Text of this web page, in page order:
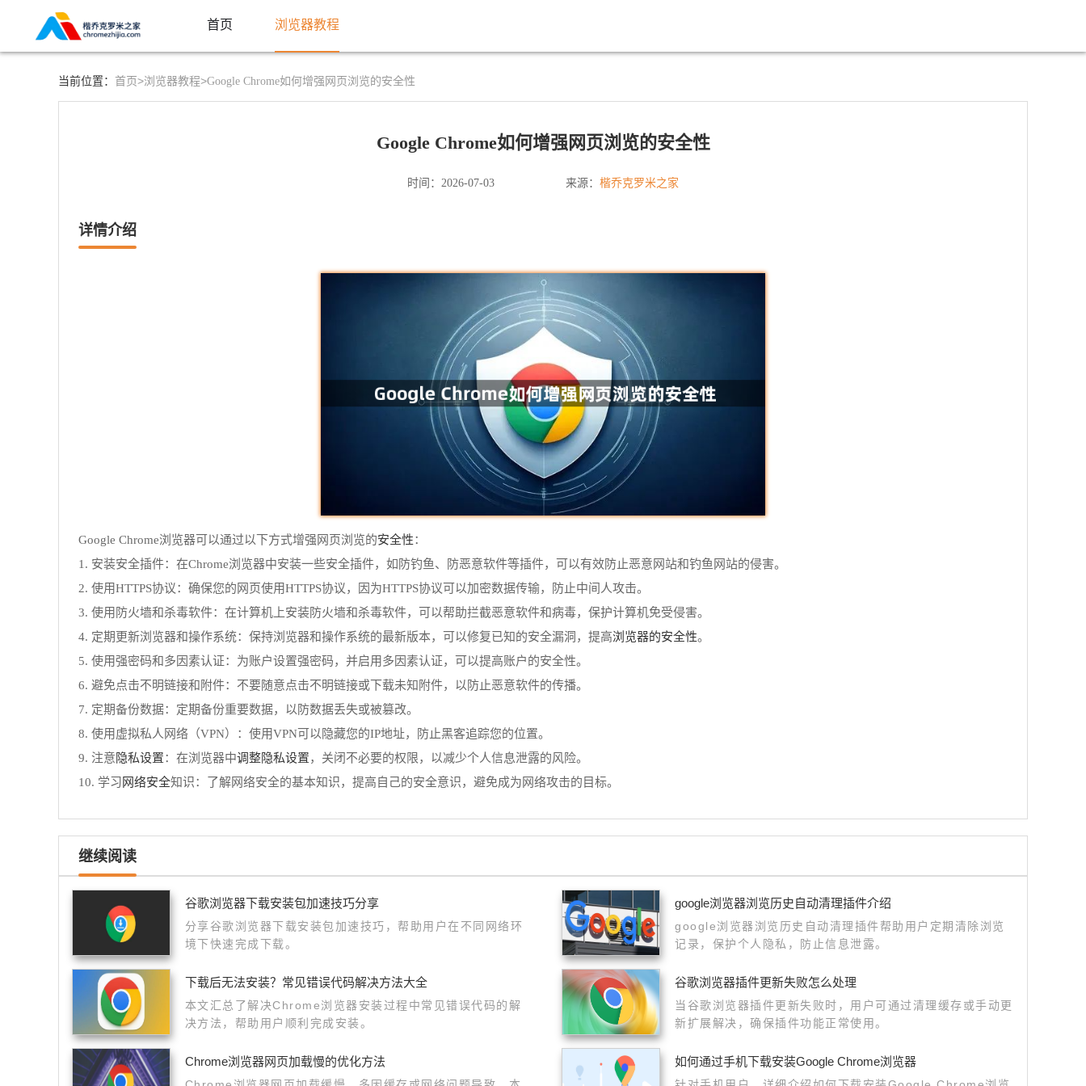
首页 浏览器教程
当前位置： 首页>浏览器教程>Google Chrome如何增强网页浏览的安全性
Google Chrome如何增强网页浏览的安全性
时间：2026-07-03 来源： 楷乔克罗米之家
详情介绍
Google Chrome浏览器可以通过以下方式增强网页浏览的安全性：
1. 安装安全插件：在Chrome浏览器中安装一些安全插件，如防钓鱼、防恶意软件等插件，可以有效防止恶意网站和钓鱼网站的侵害。
2. 使用HTTPS协议：确保您的网页使用HTTPS协议，因为HTTPS协议可以加密数据传输，防止中间人攻击。
3. 使用防火墙和杀毒软件：在计算机上安装防火墙和杀毒软件，可以帮助拦截恶意软件和病毒，保护计算机免受侵害。
4. 定期更新浏览器和操作系统：保持浏览器和操作系统的最新版本，可以修复已知的安全漏洞，提高浏览器的安全性。
5. 使用强密码和多因素认证：为账户设置强密码，并启用多因素认证，可以提高账户的安全性。
6. 避免点击不明链接和附件：不要随意点击不明链接或下载未知附件，以防止恶意软件的传播。
7. 定期备份数据：定期备份重要数据，以防数据丢失或被篡改。
8. 使用虚拟私人网络（VPN）：使用VPN可以隐藏您的IP地址，防止黑客追踪您的位置。
9. 注意隐私设置：在浏览器中调整隐私设置，关闭不必要的权限，以减少个人信息泄露的风险。
10. 学习网络安全知识：了解网络安全的基本知识，提高自己的安全意识，避免成为网络攻击的目标。
继续阅读
谷歌浏览器下载安装包加速技巧分享
分享谷歌浏览器下载安装包加速技巧，帮助用户在不同网络环
境下快速完成下载。
google浏览器浏览历史自动清理插件介绍
google浏览器浏览历史自动清理插件帮助用户定期清除浏览
记录，保护个人隐私，防止信息泄露。
下载后无法安装？常见错误代码解决方法大全
本文汇总了解决Chrome浏览器安装过程中常见错误代码的解
决方法，帮助用户顺利完成安装。
谷歌浏览器插件更新失败怎么处理
当谷歌浏览器插件更新失败时，用户可通过清理缓存或手动更
新扩展解决，确保插件功能正常使用。
Chrome浏览器网页加载慢的优化方法 如何通过手机下载安装Google Chrome浏览器